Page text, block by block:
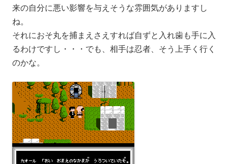
来の自分に悪い影響を与えそうな雰囲気がありますし
ね。
それにおそ丸を捕まえさえすれば自ずと入れ歯も手に入
るわけですし・・・でも、相手は忍者、そう上手く行く
のかな。